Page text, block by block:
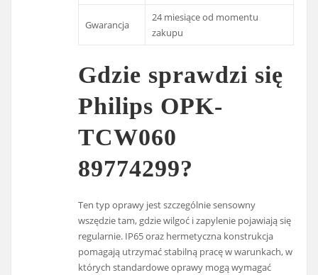
Gwarancja
24 miesiące od momentu
zakupu
Gdzie sprawdzi się
Philips OPK-
TCW060
89774299?
Ten typ oprawy jest szczególnie sensowny
wszędzie tam, gdzie wilgoć i zapylenie pojawiają się
regularnie. IP65 oraz hermetyczna konstrukcja
pomagają utrzymać stabilną pracę w warunkach, w
których standardowe oprawy mogą wymagać